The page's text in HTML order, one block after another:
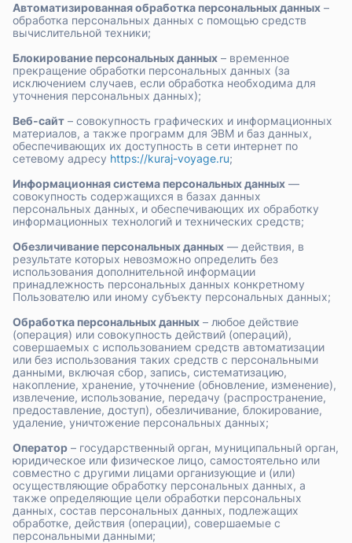
Автоматизированная обработка персональных данных –
обработка персональных данных с помощью средств
вычислительной техники;
Блокирование персональных данных – временное
прекращение обработки персональных данных (за
исключением случаев, если обработка необходима для
уточнения персональных данных);
Веб-сайт – совокупность графических и информационных
материалов, а также программ для ЭВМ и баз данных,
обеспечивающих их доступность в сети интернет по
сетевому адресу https://kuraj-voyage.ru;
Информационная система персональных данных —
совокупность содержащихся в базах данных
персональных данных, и обеспечивающих их обработку
информационных технологий и технических средств;
Обезличивание персональных данных — действия, в
результате которых невозможно определить без
использования дополнительной информации
принадлежность персональных данных конкретному
Пользователю или иному субъекту персональных данных;
Обработка персональных данных – любое действие
(операция) или совокупность действий (операций),
совершаемых с использованием средств автоматизации
или без использования таких средств с персональными
данными, включая сбор, запись, систематизацию,
накопление, хранение, уточнение (обновление, изменение),
извлечение, использование, передачу (распространение,
предоставление, доступ), обезличивание, блокирование,
удаление, уничтожение персональных данных;
Оператор – государственный орган, муниципальный орган,
юридическое или физическое лицо, самостоятельно или
совместно с другими лицами организующие и (или)
осуществляющие обработку персональных данных, а
также определяющие цели обработки персональных
данных, состав персональных данных, подлежащих
обработке, действия (операции), совершаемые с
персональными данными;